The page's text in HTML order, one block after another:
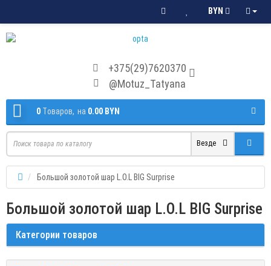
BYN
+375(29)7620370
@Motuz_Tatyana
0 Tоваров, на 0.00 BYN
Везде
Большой золотой шар L.O.L BIG Surprise
Большой золотой шар L.O.L BIG Surprise
Категории товаров